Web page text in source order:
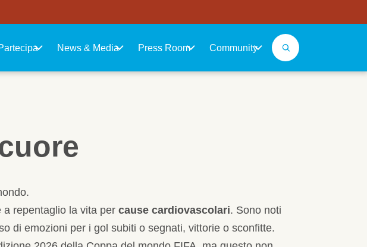
principaleNews & Media Press Room Community
repentaglio la vita per cause cardiovascolari. Sono noti
di emozioni per i gol subiti o segnati, vittorie o sconfitte.